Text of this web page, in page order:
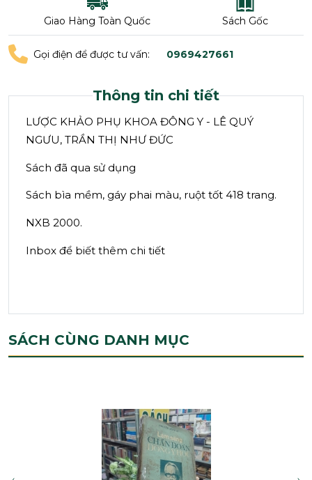
Giao Hàng Toàn Quốc Sách Gốc
Gọi điện để được tư vấn: 0969427661
Thông tin chi tiết
LƯỢC KHẢO PHỤ KHOA ĐÔNG Y - LÊ QUÝ
NGƯU, TRẦN THỊ NHƯ ĐỨC
Sách đã qua sử dụng
Sách bìa mềm, gáy phai màu, ruột tốt 418 trang.
NXB 2000.
Inbox để biết thêm chi tiết
SÁCH CÙNG DANH MỤC